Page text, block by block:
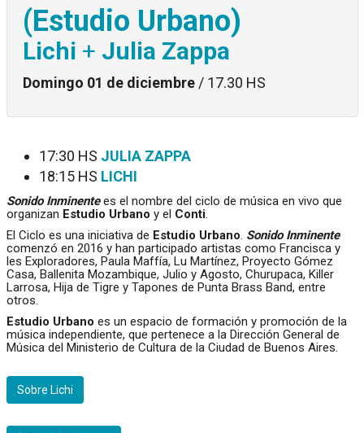
(Estudio Urbano)
Lichi + Julia Zappa
Domingo 01 de diciembre / 17.30 HS
17:30 HS JULIA ZAPPA
18:15 HS LICHI
Sonido Inminentees el nombre del ciclo de música en vivo que
organizan Estudio Urbano y el Conti.
El Ciclo es una iniciativa de Estudio Urbano. Sonido Inminente
comenzó en 2016 y han participado artistas como Francisca y
les Exploradores, Paula Maffía, Lu Martínez, Proyecto Gómez
Casa, Ballenita Mozambique, Julio y Agosto, Churupaca, Killer
Larrosa, Hija de Tigre y Tapones de Punta Brass Band, entre
otros.
Estudio Urbano es un espacio de formación y promoción de la
música independiente, que pertenece a la Dirección General de
Música del Ministerio de Cultura de la Ciudad de Buenos Aires.
Sobre Lichi